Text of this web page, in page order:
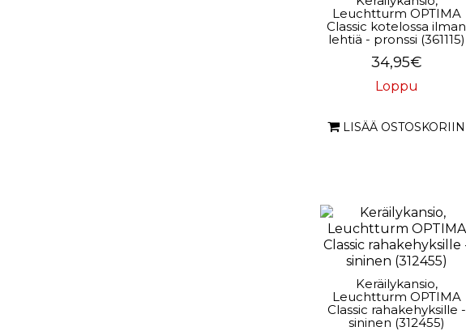
Leuchtturm OPTIMA
Classic kotelossa ilman
lehtiä - pronssi (361115)
34,95€
Loppu
LISÄÄ OSTOSKORIIN
Keräilykansio,
Leuchtturm OPTIMA
Classic rahakehyksille -
sininen (312455)